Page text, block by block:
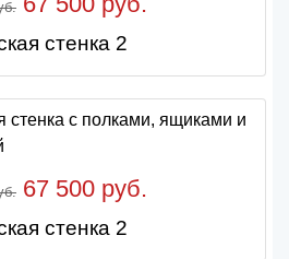
стенка 2
67 500 руб.
стенка 2